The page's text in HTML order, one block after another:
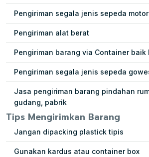
Pengiriman segala jenis sepeda motor
Pengiriman alat berat
Pengiriman barang via Container baik
Pengiriman segala jenis sepeda
Jasa pengiriman barang pindahan
gudang, pabrik
Tips Mengirimkan Barang
Jangan dipacking plastick tipis
Gunakan kardus atau container box